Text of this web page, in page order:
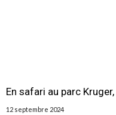
En safari au parc
12 septembre 2024